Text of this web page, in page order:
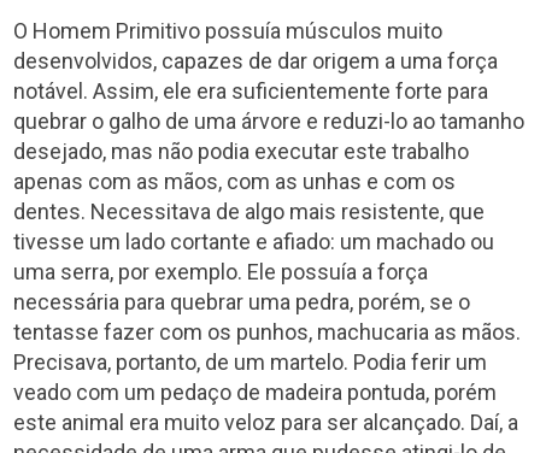
O Homem Primitivo possuía músculos muito
desenvolvidos, capazes de dar origem a uma força
notável. Assim, ele era suficientemente forte para
quebrar o galho de uma árvore e reduzi-lo ao tamanho
desejado, mas não podia executar este trabalho
apenas com as mãos, com as unhas e com os
dentes. Necessitava de algo mais resistente, que
tivesse um lado cortante e afiado: um machado ou
uma serra, por exemplo. Ele possuía a força
necessária para quebrar uma pedra, porém, se o
tentasse fazer com os punhos, machucaria as mãos.
Precisava, portanto, de um martelo. Podia ferir um
veado com um pedaço de madeira pontuda, porém
este animal era muito veloz para ser alcançado. Daí, a